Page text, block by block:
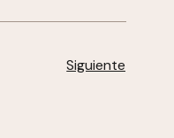
Siguiente